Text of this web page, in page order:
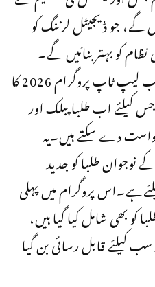
گے، جو ڈیجیٹل لرننگ کو
کو بہتر بنائیں گے۔
ذہن نشین رہے چیف منسٹر پنجاب لیپ ٹاپ پروگرام 2026 کا
کیلئے اب طلبا پبلک اور
دے سکتے ہیں۔یہ
نوجوان طلبا کو جدید
پروگرام میں پہلی
کو بھی شامل کیا گیا ہیں،
کیلئے قابل رسائی بن گیا